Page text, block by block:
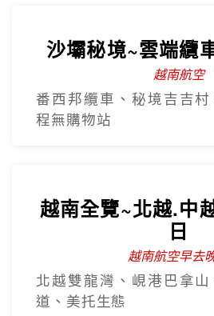
沙壩秘境~雲端纜
越南航空
番西邦纜車、秘境吉吉
程無購物站
越南全覽~北越.中
日
越南航空早去
北越雙龍灣、峴港巴拿
道、美托生態